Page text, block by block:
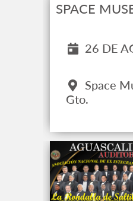
SPACE
26 DE
Space
Gto.